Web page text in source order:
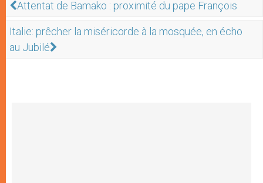
Attentat de Bamako : proximité du pape François
Italie: prêcher la miséricorde à la mosquée, en écho
au Jubilé